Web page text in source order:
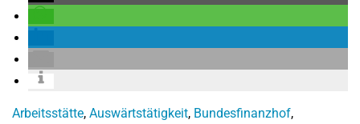
Arbeitsstätte, Auswärtstätigkeit, Bundesfinanzhof,